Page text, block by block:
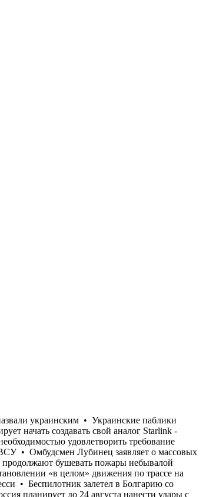
РТЦК на Закарпатье, где сотни мужчин лишали права на законную отсрочку • Во Франции продолжают бушевать пожары небывалой силы • Страны ЕС, несмотря на заявление об отказе от российского газа к следующему году, увеличивают его импорт • В РФ заявили о восстановлении «в целом» движения по трассе на сухопутном коридоре в Крым на захваченном России юге Украины, которую постоянно атаковали украинские дроны • Умер отец Лионеля Месси • Беспилотник залетел в Болгарию со стороны Румынии и взорвался рядом с Трансбалканским газопроводом: его назвали украинским • Украинские паблики массово пишут, что Россия планирует до 24 августа нанести удары с целью уничтожения энергетики Киева • Европа только в 2029 году планирует начать создавать свой аналог Starlink - спутниковую сеть IRIS2 • В «Сильпо» на пустых полках вместо продуктов разместили объявления • Запад и Украина могут оказаться перед необходимостью удовлетворить требование Путина о выводе украинских войск из Донбасса для завершения войны, если не будут организованы поставки противоракет для систем ПВО ВСУ • Омбудсмен Лубинец заявляет о массовых нарушениях прав мобилизованных в Береговском РТЦК на Закарпатье, где сотни мужчин лишали права на законную отсрочку • Во Франции продолжают бушевать пожары небывалой силы • Страны ЕС, несмотря на заявление об отказе от российского газа к следующему году, увеличивают его импорт • В РФ заявили о восстановлении «в целом» движения по трассе на сухопутном коридоре в Крым на захваченном России юге Украины, которую постоянно атаковали украинские дроны • Умер отец Лионеля Месси • Беспилотник залетел в Болгарию со стороны Румынии и взорвался рядом с Трансбалканским газопроводом: его назвали украинским • Украинские паблики массово пишут, что Россия планирует до 24 августа нанести удары с целью уничтожения энергетики Киева • Европа только в 2029 году планирует начать создавать свой аналог Starlink - спутниковую сеть IRIS2 • В «Сильпо» на пустых полках вместо продуктов разместили объявления • Запад и Украина могут оказаться перед необходимостью удовлетворить требование Путина о выводе украинских войск из Донбасса для завершения войны, если не будут организованы поставки противоракет для систем ПВО ВС